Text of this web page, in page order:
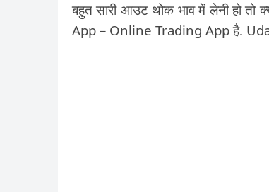
बहुत सारी आउट थोक भाव में लेनी हो
App – Online Trading App है.